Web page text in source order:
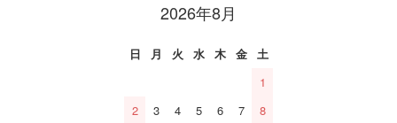
2026年8月
日 月 火 水 木 金
土
1
2
3 4 5 6 7
8